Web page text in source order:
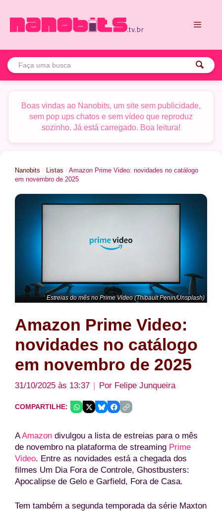
para
Boas vindas ao Nanobits, um site sem publicidade,
sem pop ups chatos e sem vídeo que reproduz
sozinho. Já está carregado. Boa leitura!
Nanobits / Listas / Amazon Prime Video: novidades no catálogo
em novembro de 2025
Estreias do mês no Prime Video (Thibault Penin/Unsplash)
Amazon Prime Video:
novidades no catálogo
em novembro de 2025
31/10/2025 às 13:37 Por Felipe Junqueira
COMPARTILHE:
AAmazon divulgou a lista de estreias para o mês
de novembro na plataforma de streaming Prime
Video. Entre as novidades está a chegada dos
filmes Um Dia Fora de Controle, Ghostbusters:
Apocalipse de Gelo e Garfield, Fora de Casa.
Tem também a segunda temporada da série Maxton